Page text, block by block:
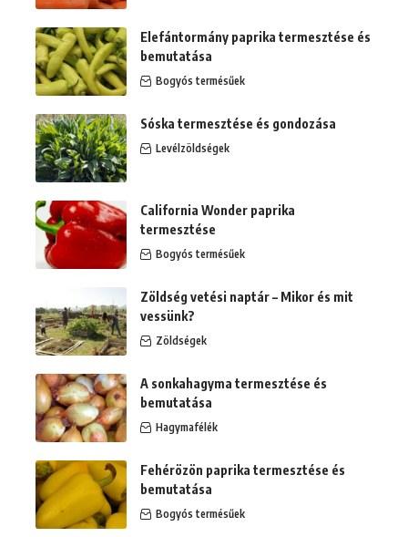
Elefántormány paprika termesztése és
bemutatása
Bogyós termésűek
Sóska termesztése és gondozása
Levélzöldségek
California Wonder paprika
termesztése
Bogyós termésűek
Zöldség vetési naptár – Mikor és mit
vessünk?
Zöldségek
A sonkahagyma termesztése és
bemutatása
Hagymafélék
Fehérözön paprika termesztése és
bemutatása
Bogyós termésűek